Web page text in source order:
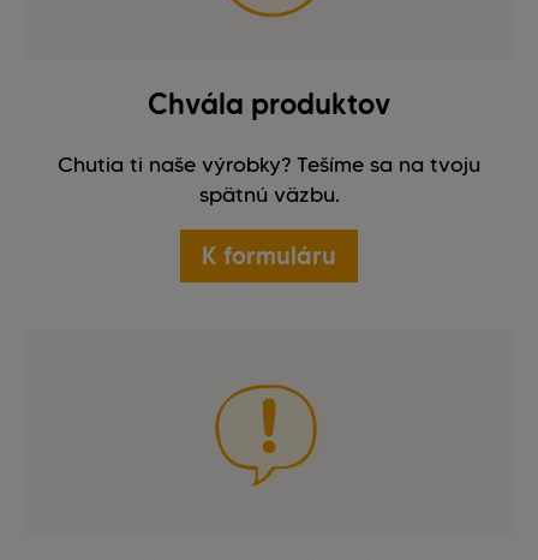
Chvála produktov
Chutia ti naše výrobky? Tešíme sa na tvoju
spätnú väzbu.
K formuláru